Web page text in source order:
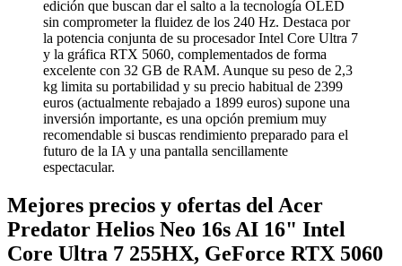
edición que buscan dar el salto a la tecnología OLED
sin comprometer la fluidez de los 240 Hz. Destaca por
la potencia conjunta de su procesador Intel Core Ultra 7
y la gráfica RTX 5060, complementados de forma
excelente con 32 GB de RAM. Aunque su peso de 2,3
kg limita su portabilidad y su precio habitual de 2399
euros (actualmente rebajado a 1899 euros) supone una
inversión importante, es una opción premium muy
recomendable si buscas rendimiento preparado para el
futuro de la IA y una pantalla sencillamente
espectacular.
Mejores precios y ofertas del Acer
Predator Helios Neo 16s AI 16" Intel
Core Ultra 7 255HX, GeForce RTX 5060